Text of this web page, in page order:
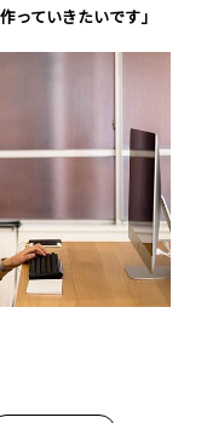
っていきたいです」